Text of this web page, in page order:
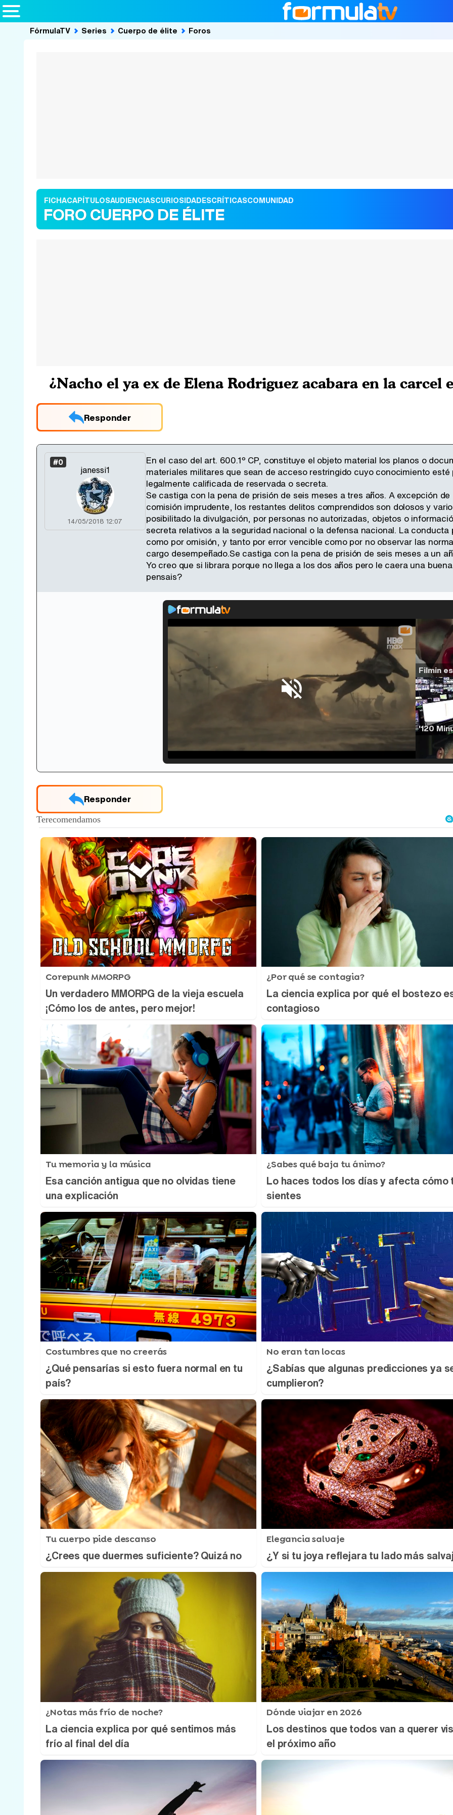
FórmulaTV Series Cuerpo de élite Foros
FICHACAPÍTULOSAUDIENCIASCURIOSIDADESCRÍTICASCOMUNIDAD
FORO CUERPO DE ÉLITE
¿Nacho el ya ex de Elena Rodriguez acabara en la
Responder
#0
janessi1
14/05/2018 12:07
En el caso del art. 600.1º CP, constituye el objeto material los planos o
materiales militares que sean de acceso restringido cuyo conocimiento
legalmente calificada de reservada o secreta.
Se castiga con la pena de prisión de seis meses a tres años. A excepción
comisión imprudente, los restantes delitos comprendidos son dolosos y
posibilitado la divulgación, por personas no autorizadas, objetos o
secreta relativos a la seguridad nacional o la defensa nacional. La
como por omisión, y tanto por error vencible como por no observar las
cargo desempeñado.Se castiga con la pena de prisión de seis meses a un
Yo creo que si librara porque no llega a los dos años pero le caera una
pensais?
Unmute /
Responder
Corepunk MMORPG
Un verdadero MMORPG de la vieja escuela
¡Cómo los de antes, pero mejor!
¿Por qué se contagia?
La ciencia explica por qué el bostezo
contagioso
Tu memoria y la música
Esa canción antigua que no olvidas tiene
una explicación
¿Sabes qué baja tu ánimo?
Lo haces todos los días y afecta cómo
sientes
Costumbres que no creerás
¿Qué pensarías si esto fuera normal en tu
país?
No eran tan locas
¿Sabías que algunas predicciones ya
cumplieron?
Tu cuerpo pide descanso
¿Crees que duermes suficiente? Quizá no
Elegancia salvaje
¿Y si tu joya reflejara tu lado más
¿Notas más frío de noche?
La ciencia explica por qué sentimos más
frío al final del día
Dónde viajar en 2026
Los destinos que todos van a querer
el próximo año